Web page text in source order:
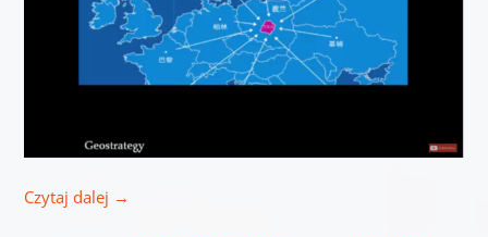
Czytaj dalej →